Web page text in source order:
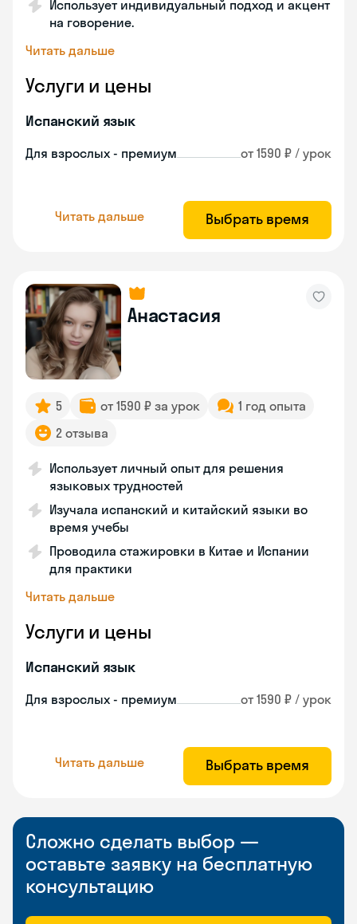
Использует индивидуальный подход и акцент
на говорение.
Читать дальше
Услуги и цены
Испанский язык
Для взрослых - премиум от 1590 ₽ / урок
Читать дальше Выбрать время
Анастасия
5 от 1590 ₽ за урок
1 год опыта
2 отзыва
Использует личный опыт для решения
языковых трудностей
Изучала испанский и китайский языки во
время учебы
Проводила стажировки в Китае и Испании
для практики
Читать дальше
Услуги и цены
Испанский язык
Для взрослых - премиум от 1590 ₽ / урок
Читать дальше Выбрать время
Сложно сделать выбор —
оставьте заявку на бесплатную
консультацию